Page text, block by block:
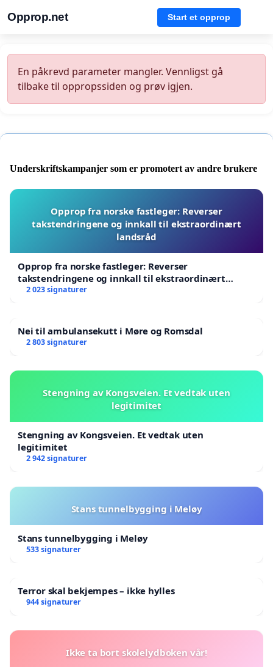
Opprop.net Start et opprop
En påkrevd parameter mangler. Vennligst gå
tilbake til oppropssiden og prøv igjen.
Underskriftskampanjer som er promotert av andre brukere
Opprop fra norske fastleger: Reverser
takstendringene og innkall til ekstraordinært
landsråd
Opprop fra norske fastleger: Reverser
takstendringene og innkall til ekstraordinært
landsråd
2 023 signaturer
Nei til ambulansekutt i Møre og Romsdal
2 803 signaturer
Stengning av Kongsveien. Et vedtak uten
legitimitet
Stengning av Kongsveien. Et vedtak uten
legitimitet
2 942 signaturer
Stans tunnelbygging i Meløy
Stans tunnelbygging i Meløy
533 signaturer
Terror skal bekjempes – ikke hylles
944 signaturer
Ikke ta bort skolelydboken vår!